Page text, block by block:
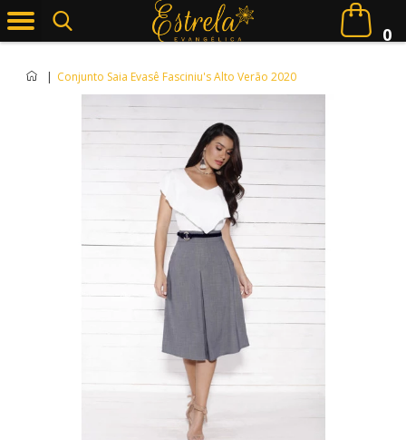
0
| Conjunto Saia Evasê Fasciniu's Alto Verão 2020